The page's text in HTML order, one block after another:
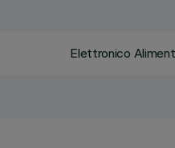
Elettronico